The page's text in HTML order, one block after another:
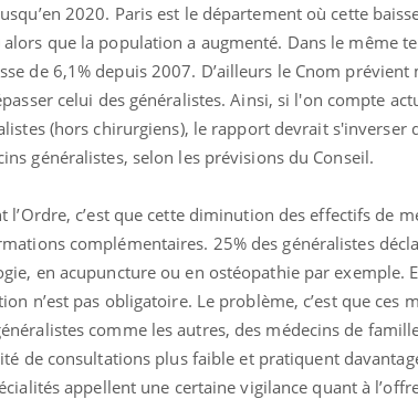
2020. Paris est le département où cette
que la population a augmenté. Dans le même
de 6,1% depuis 2007. D’ailleurs le Cnom
celui des généralistes. Ainsi, si l'on compte
(hors chirurgiens), le rapport devrait s'inverser
généralistes, selon les prévisions du Conseil.
c’est que cette diminution des effectifs de
complémentaires. 25% des généralistes
en acupuncture ou en ostéopathie par exemple.
n’est pas obligatoire. Le problème, c’est que ces
comme les autres, des médecins de
de consultations plus faible et pratiquent
appellent une certaine vigilance quant à
Youtube
Insuline & Charge mentale : et si on
osait en parler??Youtube
En 2026, l'insuline dans le diabète de type 2
reste entourée d'idées reçues chez les
patients comme parfois chez les soignants.
Youtube
Eczéma
L'été
rythme
soleil,
sont ...